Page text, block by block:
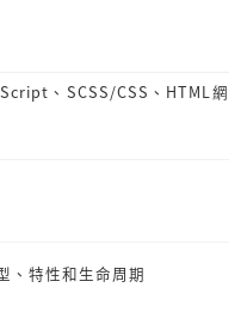
、SCSS/CSS、HTML網
、特性和生命周期